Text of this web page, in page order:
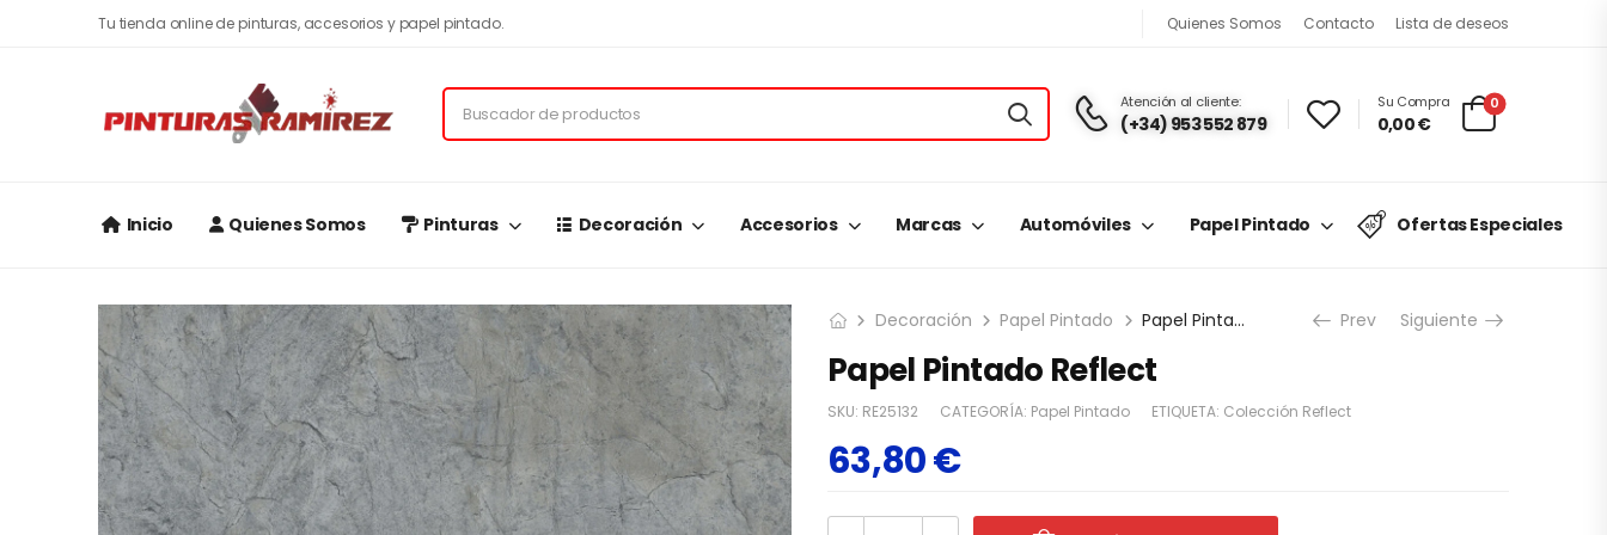
Tu tienda online de pinturas, accesorios y papel pintado. Quienes Somos Contacto Lista de deseos
Atención al cliente:
(+34) 953 552 879
Su Compra
0,00€
0
Inicio Quienes Somos Pinturas Decoración Accesorios Marcas Automóviles Papel Pintado Ofertas Especiales
Decoración Papel Pintado Papel Pintado Reflect Prev Siguiente
Papel Pintado Reflect
SKU: RE25132 CATEGORÍA: Papel Pintado ETIQUETA: Colección Reflect
63,80€